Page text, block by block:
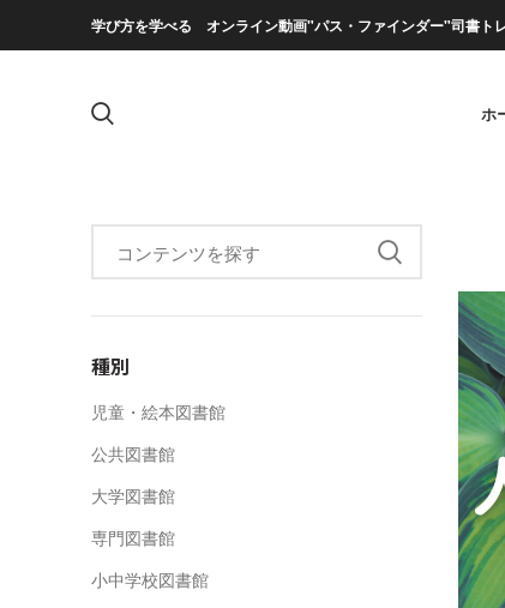
学び方を学べる オンライン動画"パス・ファインダー"司書ト
ホ
種別
児童・絵本図書館
公共図書館
大学図書館
専門図書館
小中学校図書館